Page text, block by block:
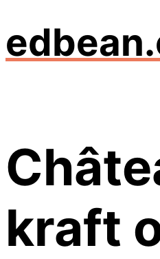
kraft